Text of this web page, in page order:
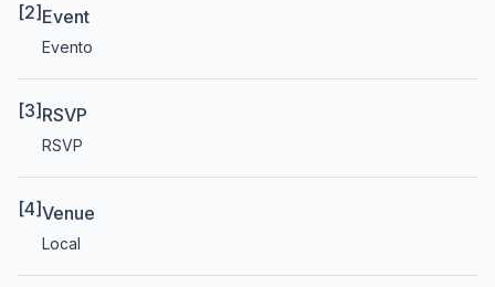
[2] Event
Evento
[3] RSVP
RSVP
[4]Venue
Local